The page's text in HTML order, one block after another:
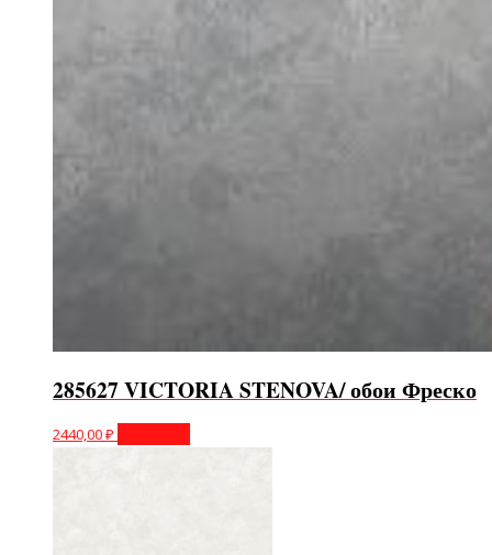
285627 VICTORIA STENOVA/ обои Фреско
2440,00₽